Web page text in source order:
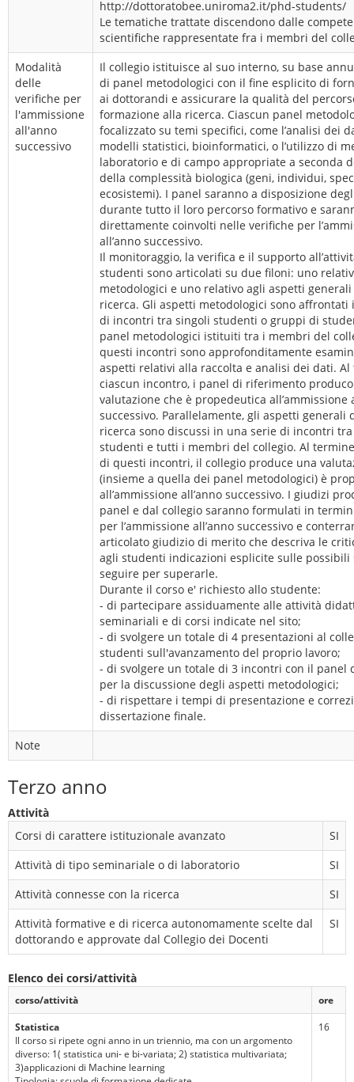
http://dottoratobee.uniroma2.it/phd-students/
Le tematiche trattate discendono dalle
scientifiche rappresentate fra i membri del
Modalità
delle
verifiche per
l'ammissione
all'anno
successivo
Il collegio istituisce al suo interno, su base
di panel metodologici con il fine esplicito di
ai dottorandi e assicurare la qualità del
formazione alla ricerca. Ciascun panel
focalizzato su temi specifici, come l’analisi dei
modelli statistici, bioinformatici, o l’utilizzo di
laboratorio e di campo appropriate a seconda
della complessità biologica (geni, individui,
ecosistemi). I panel saranno a disposizione
durante tutto il loro percorso formativo e
direttamente coinvolti nelle verifiche per
all’anno successivo.
Il monitoraggio, la verifica e il supporto
studenti sono articolati su due filoni: uno
metodologici e uno relativo agli aspetti
ricerca. Gli aspetti metodologici sono affrontati
di incontri tra singoli studenti o gruppi di
panel metodologici istituiti tra i membri del
questi incontri sono approfonditamente
aspetti relativi alla raccolta e analisi dei dati.
ciascun incontro, i panel di riferimento
valutazione che è propedeutica all’ammissione
successivo. Parallelamente, gli aspetti generali
ricerca sono discussi in una serie di incontri
studenti e tutti i membri del collegio. Al
di questi incontri, il collegio produce una
(insieme a quella dei panel metodologici) è
all’ammissione all’anno successivo. I giudizi
panel e dal collegio saranno formulati in
per l’ammissione all’anno successivo e
articolato giudizio di merito che descriva le
agli studenti indicazioni esplicite sulle possibili
seguire per superarle.
Durante il corso e' richiesto allo studente:
- di partecipare assiduamente alle attività
seminariali e di corsi indicate nel sito;
- di svolgere un totale di 4 presentazioni al
studenti sull'avanzamento del proprio lavoro;
- di svolgere un totale di 3 incontri con il panel
per la discussione degli aspetti metodologici;
- di rispettare i tempi di presentazione e
dissertazione finale.
Note
Terzo anno
Attività
Corsi di carattere istituzionale avanzato
SI
Attività di tipo seminariale o di laboratorio
SI
Attività connesse con la ricerca
SI
Attività formative e di ricerca autonomamente scelte dal
dottorando e approvate dal Collegio dei Docenti
SI
Elenco dei corsi/attività
corso/attività ore
Statistica
Il corso si ripete ogni anno in un triennio, ma con un argomento
diverso: 1( statistica uni- e bi-variata; 2) statistica multivariata;
3)applicazioni di Machine learning
16